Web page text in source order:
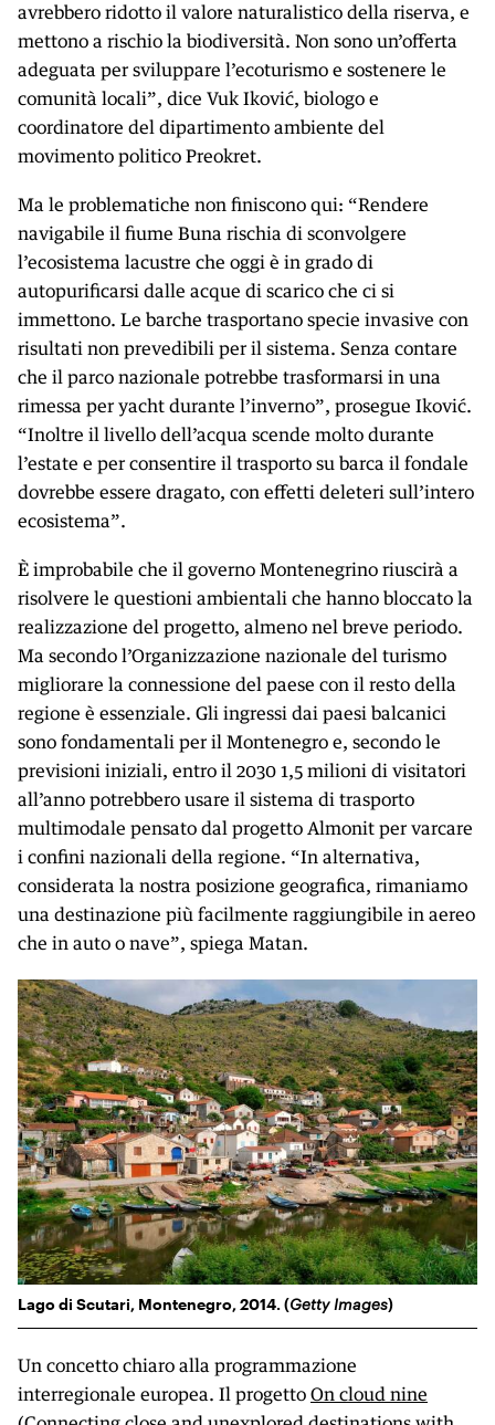
avrebbero ridotto il valore naturalistico della riserva, e
mettono a rischio la biodiversità. Non sono un’offerta
adeguata per sviluppare l’ecoturismo e sostenere le
comunità locali”, dice Vuk Iković, biologo e
coordinatore del dipartimento ambiente del
movimento politico Preokret.
Ma le problematiche non finiscono qui: “Rendere
navigabile il fiume Buna rischia di sconvolgere
l’ecosistema lacustre che oggi è in grado di
autopurificarsi dalle acque di scarico che ci si
immettono. Le barche trasportano specie invasive con
risultati non prevedibili per il sistema. Senza contare
che il parco nazionale potrebbe trasformarsi in una
rimessa per yacht durante l’inverno”, prosegue Iković.
“Inoltre il livello dell’acqua scende molto durante
l’estate e per consentire il trasporto su barca il fondale
dovrebbe essere dragato, con effetti deleteri sull’intero
ecosistema”.
È improbabile che il governo Montenegrino riuscirà a
risolvere le questioni ambientali che hanno bloccato la
realizzazione del progetto, almeno nel breve periodo.
Ma secondo l’Organizzazione nazionale del turismo
migliorare la connessione del paese con il resto della
regione è essenziale. Gli ingressi dai paesi balcanici
sono fondamentali per il Montenegro e, secondo le
previsioni iniziali, entro il 2030 1,5 milioni di visitatori
all’anno potrebbero usare il sistema di trasporto
multimodale pensato dal progetto Almonit per varcare
i confini nazionali della regione. “In alternativa,
considerata la nostra posizione geografica, rimaniamo
una destinazione più facilmente raggiungibile in aereo
che in auto o nave”, spiega Matan.
Lago di Scutari, Montenegro, 2014. (Getty Images)
Un concetto chiaro alla programmazione
interregionale europea. Il progetto On cloud nine